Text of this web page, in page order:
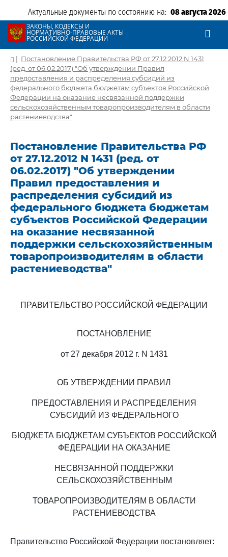
Актуальные документы по состоянию на: 08 августа 2026
ЗАКОНЫ, КОДЕКСЫ И
НОРМАТИВНО-ПРАВОВЫЕ АКТЫ
РОССИЙСКОЙ ФЕДЕРАЦИИ
| Постановление Правительства РФ от 27.12.2012 N 1431
(ред. от 06.02.2017) "Об утверждении Правил
предоставления и распределения субсидий из
федерального бюджета бюджетам субъектов Российской
Федерации на оказание несвязанной поддержки
сельскохозяйственным товаропроизводителям в области
растениеводства"
Постановление Правительства РФ
от 27.12.2012 N 1431 (ред. от
06.02.2017) "Об утверждении
Правил предоставления и
распределения субсидий из
федерального бюджета бюджетам
субъектов Российской Федерации
на оказание несвязанной
поддержки сельскохозяйственным
товаропроизводителям в области
растениеводства"
ПРАВИТЕЛЬСТВО РОССИЙСКОЙ ФЕДЕРАЦИИ
ПОСТАНОВЛЕНИЕ
от 27 декабря 2012 г. N 1431
ОБ УТВЕРЖДЕНИИ ПРАВИЛ
ПРЕДОСТАВЛЕНИЯ И РАСПРЕДЕЛЕНИЯ
СУБСИДИЙ ИЗ ФЕДЕРАЛЬНОГО
БЮДЖЕТА БЮДЖЕТАМ СУБЪЕКТОВ РОССИЙСКОЙ
ФЕДЕРАЦИИ НА ОКАЗАНИЕ
НЕСВЯЗАННОЙ ПОДДЕРЖКИ
СЕЛЬСКОХОЗЯЙСТВЕННЫМ
ТОВАРОПРОИЗВОДИТЕЛЯМ В ОБЛАСТИ
РАСТЕНИЕВОДСТВА
Правительство Российской Федерации постановляет: